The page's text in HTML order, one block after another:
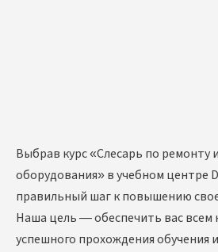
Выбрав курс «Слесарь по ремонту
оборудования» в учебном центре
правильный шаг к повышению
Наша цель — обеспечить вас всем
успешного прохождения обучения